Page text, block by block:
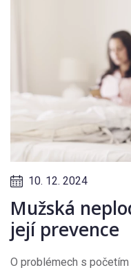
10. 12. 2024
Mužská
její prevence
O problémech s